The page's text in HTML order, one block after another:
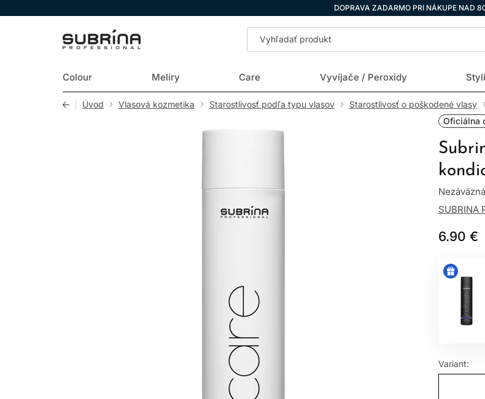
DOPRAVA ZADARMO PRI NÁKUPE NAD
LOMAX
Colour Melíry Care Vyvíjače / Peroxidy
Úvod Vlasová kozmetika Starostlivosť podľa typu vlasov Starostlivosť o poškodené vlasy
Oficiálna
SUBRINA
6.90 €
Variant: